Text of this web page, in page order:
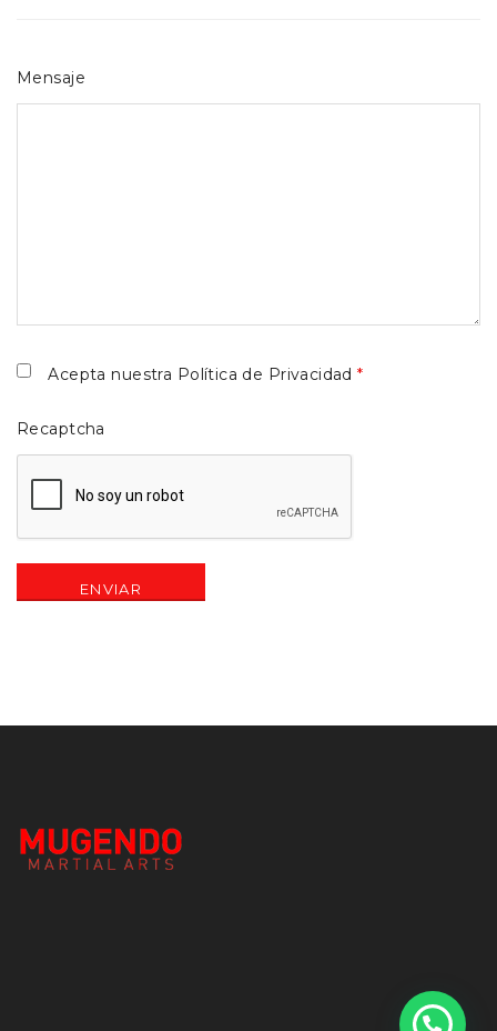
Mensaje
Acepta nuestra Política de Privacidad *
Recaptcha